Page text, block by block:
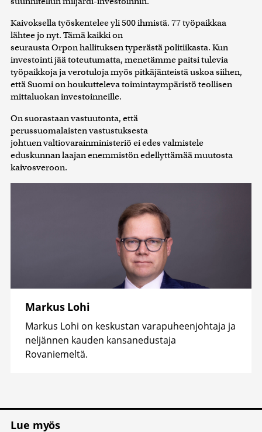
Kaivoksella työskentelee yli 500 ihmistä. 77 työpaikkaa
lähtee jo nyt. Tämä kaikki on
seurausta Orpon hallituksen typerästä politiikasta. Kun
investointi jää toteutumatta, menetämme paitsi tulevia
työpaikkoja ja verotuloja myös pitkäjänteistä uskoa siihen,
että Suomi on houkutteleva toimintaympäristö teollisen
mittaluokan investoinneille.
On suorastaan vastuutonta, että
perussuomalaisten vastustuksesta
johtuen valtiovarainministeriö ei edes valmistele
eduskunnan laajan enemmistön edellyttämää muutosta
kaivosveroon.
Markus Lohi
Markus Lohi on keskustan varapuheenjohtaja ja
neljännen kauden kansanedustaja
Rovaniemeltä.
Lue myös